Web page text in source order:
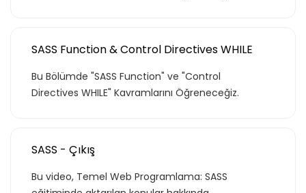
SASS Function & Control Directives WHILE
Bu Bölümde "SASS Function" ve "Control
Directives WHILE" Kavramlarını Öğreneceğiz.
SASS - Çıkış
Bu video, Temel Web Programlama: SASS
Teklif listende 50